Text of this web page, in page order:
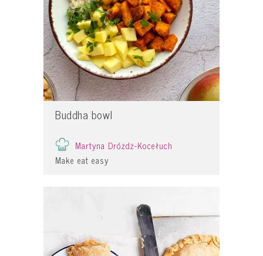
Buddha bowl
Martyna Dróżdż-Kocełuch
Make eat easy